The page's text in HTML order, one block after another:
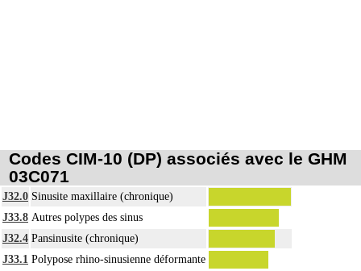
Codes CIM-10 (DP) associés avec le GHM
03C071
J32.0 Sinusite maxillaire (chronique)
J33.8 Autres polypes des sinus
J32.4 Pansinusite (chronique)
J33.1 Polypose rhino-sinusienne déformante